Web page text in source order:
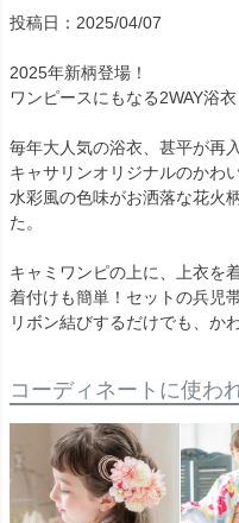
投稿日：2025/04/07
2025年新柄登場！
ワンピースにもなる2WAY浴衣
毎年大人気の浴衣、甚平が再
キャサリンオリジナルのかわ
水彩風の色味がお洒落な花火
た。
キャミワンピの上に、上衣を
着付けも簡単！セットの兵児帯
リボン結びするだけでも、か
コーディネートに使わ